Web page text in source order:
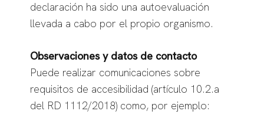
declaración ha sido una autoevaluación
llevada a cabo por el propio organismo.
Observaciones y datos de contacto
Puede realizar comunicaciones sobre
requisitos de accesibilidad (artículo 10.2.a
del RD 1112/2018) como, por ejemplo: